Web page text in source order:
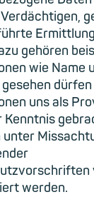
gehören
wie Name
uns als
Kenntnis
unter
werden.